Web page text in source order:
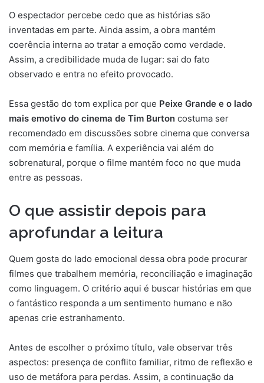
O espectador percebe cedo que as histórias são
inventadas em parte. Ainda assim, a obra mantém
coerência interna ao tratar a emoção como verdade.
Assim, a credibilidade muda de lugar: sai do fato
observado e entra no efeito provocado.
Essa gestão do tom explica por que Peixe Grande e o lado
mais emotivo do cinema de Tim Burton costuma ser
recomendado em discussões sobre cinema que conversa
com memória e família. A experiência vai além do
sobrenatural, porque o filme mantém foco no que muda
entre as pessoas.
O que assistir depois para
aprofundar a leitura
Quem gosta do lado emocional dessa obra pode procurar
filmes que trabalhem memória, reconciliação e imaginação
como linguagem. O critério aqui é buscar histórias em que
o fantástico responda a um sentimento humano e não
apenas crie estranhamento.
Antes de escolher o próximo título, vale observar três
aspectos: presença de conflito familiar, ritmo de reflexão e
uso de metáfora para perdas. Assim, a continuação da